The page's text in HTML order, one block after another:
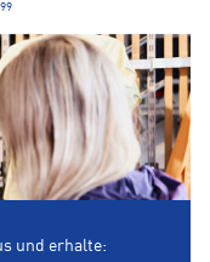
und erhalte: